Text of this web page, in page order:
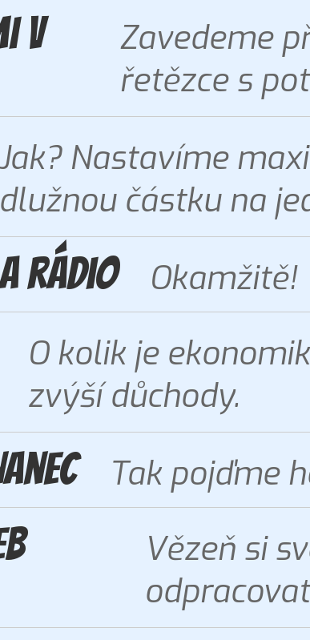
v
Zavedeme
řetězce s
Jak? Nastavíme
dlužnou částku na
rádio Okamžitě!
O kolik je
zvýší důchody.
Tak pojďme
Vězeň si